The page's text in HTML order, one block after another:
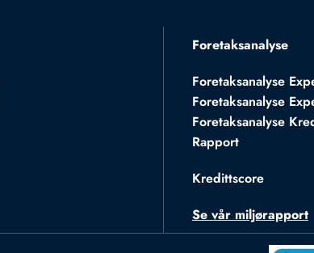
Foretaksanalyse
Foretaksanalyse
Foretaksanalyse
Foretaksanalyse
Rapport
Kredittscore
Se vår miljørapport